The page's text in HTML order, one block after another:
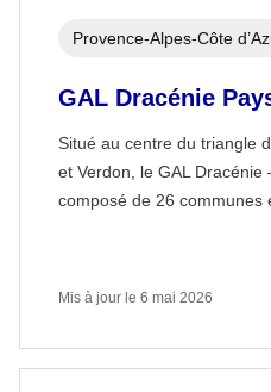
GAL Dracénie
Situé au centre du triangle
et Verdon, le GAL Dracénie
composé de 26 communes
Provence-Alpes-Côte
Mis à jour le 6 mai 2026